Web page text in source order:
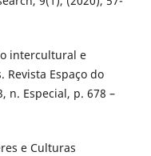
intercultural e
Espaço do
n. Especial, p. 678 –
e Culturas